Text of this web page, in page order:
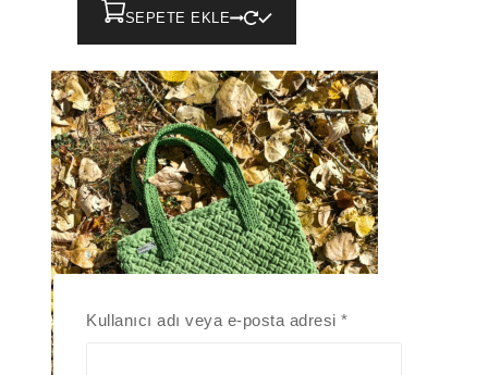
SEPETE EKLE
Kullanıcı adı veya e-posta adresi *